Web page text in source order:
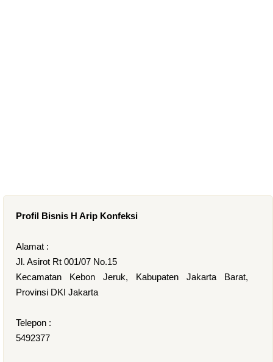
Profil Bisnis H Arip Konfeksi
Alamat :
Jl. Asirot Rt 001/07 No.15
Kecamatan Kebon Jeruk, Kabupaten Jakarta Barat,
Provinsi DKI Jakarta
Telepon :
5492377